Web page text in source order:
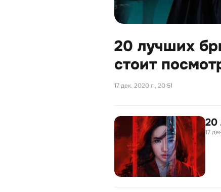
20 лучших
стоит
17 дек. 2020 г., 20:51
20
17